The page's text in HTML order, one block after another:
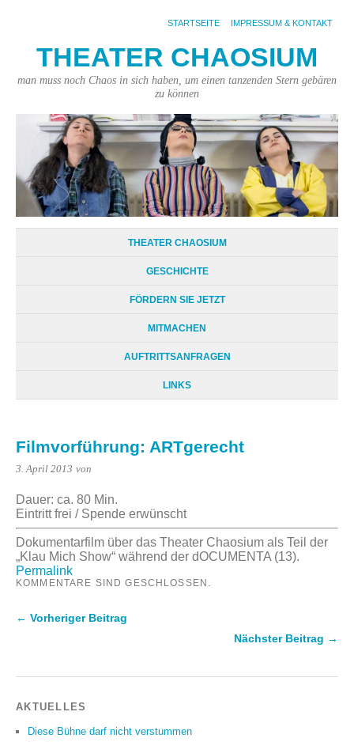
STARTSEITE IMPRESSUM & KONTAKT
THEATER CHAOSIUM
man muss noch Chaos in sich haben, um einen tanzenden Stern gebären
zu können
THEATER CHAOSIUM
GESCHICHTE
FÖRDERN SIE JETZT
MITMACHEN
AUFTRITTSANFRAGEN
LINKS
Filmvorführung: ARTgerecht
3. April 2013 von
Dauer: ca. 80 Min.
Eintritt frei / Spende erwünscht
Dokumentarfilm über das Theater Chaosium als Teil der
„Klau Mich Show“ während der dOCUMENTA (13).
Permalink
KOMMENTARE SIND GESCHLOSSEN.
← Vorheriger Beitrag
Nächster Beitrag →
AKTUELLES
Diese Bühne darf nicht verstummen